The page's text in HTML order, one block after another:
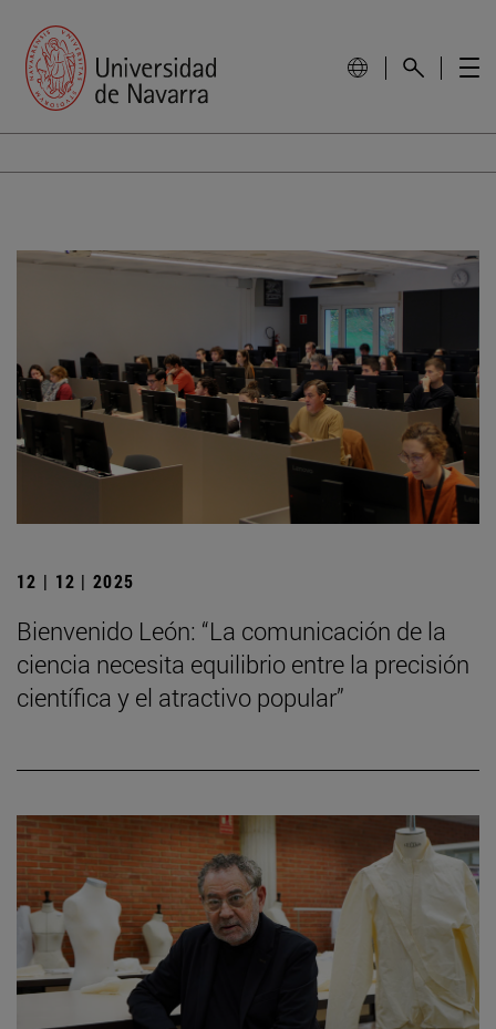
12 | 12 | 2025
Bienvenido León: “La comunicación de la
ciencia necesita equilibrio entre la precisión
científica y el atractivo popular”